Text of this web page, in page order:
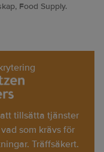
Food Supply.
tillsätta tjänster
som krävs för
Träffsäkert.